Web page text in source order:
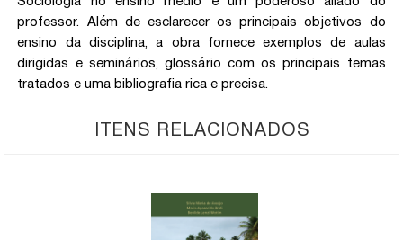
professor. Além de esclarecer os principais objetivos do
ensino da disciplina, a obra fornece exemplos de aulas
dirigidas e seminários, glossário com os principais temas
tratados e uma bibliografia rica e precisa.
ITENS RELACIONADOS